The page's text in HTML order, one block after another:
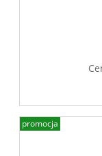
promocja